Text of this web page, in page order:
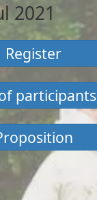
2021
Register
participants